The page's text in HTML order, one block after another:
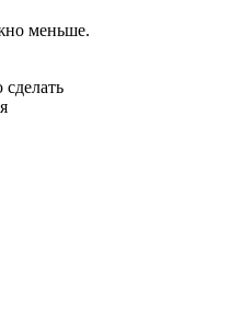
меньше.